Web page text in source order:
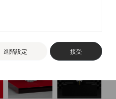
進階設定 接受